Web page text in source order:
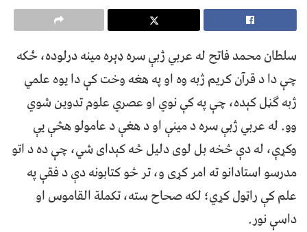
سلطان محمد فاتح له عربي ژبې سره ډېره مینه درلوده، ځکه
چې دا د قرآن کریم ژبه وه او په هغه وخت کې دا یوه علمي
ژبه ګڼل کېده، چې په کې نوي او عصري علوم تدوین شوي
وو. له عربي ژبې سره د مینې او د هغې د عامولو هڅې یې
وکړې، له دې څخه بل لوی دلیل څه کېدای شي، چې ده د اتو
مدرسو استادانو ته امر کړی و، تر څو کتابونه دې د فقې په
علم کې راټول کړي؛ لکه صحاح سته، تکملة القاموس او
داسې نور.